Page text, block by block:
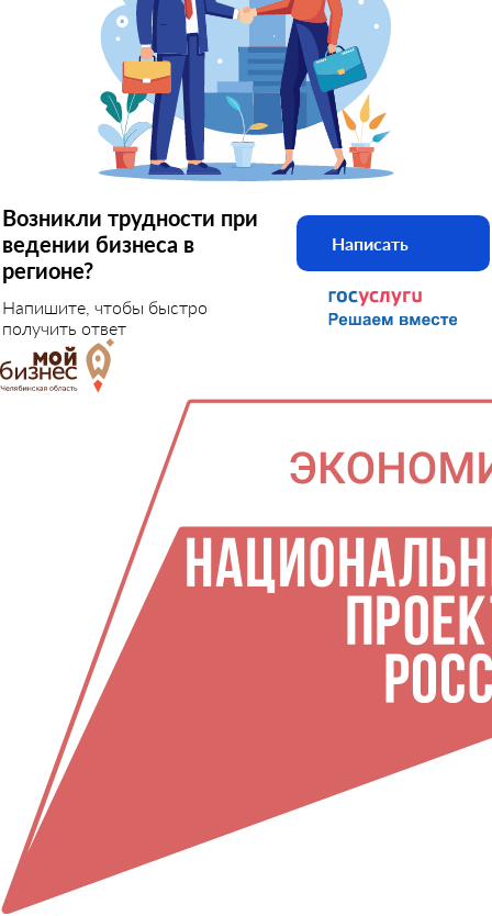
Возникли трудности при
ведении бизнеса в
регионе?
Напишите, чтобы быстро
получить ответ
Написать